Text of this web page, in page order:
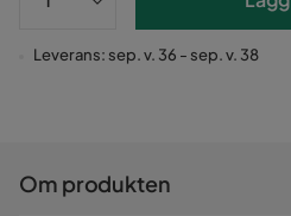
Leverans: sep. v. 36 - sep. v. 38
Om produkten